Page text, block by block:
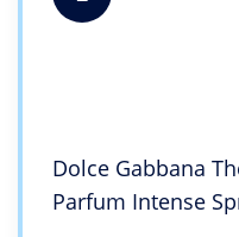
Dolce Gabbana
Parfum Intense